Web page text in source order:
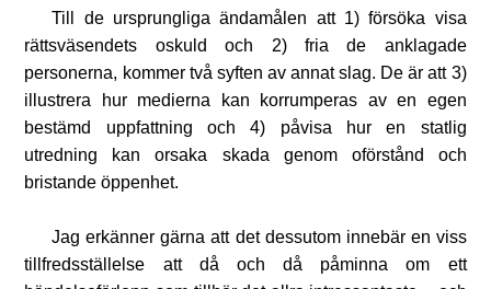
Till de ursprungliga ändamålen att 1) försöka visa
rättsväsendets oskuld och 2) fria de anklagade
personerna, kommer två syften av annat slag. De är att 3)
illustrera hur medierna kan korrumperas av en egen
bestämd uppfattning och 4) påvisa hur en statlig
utredning kan orsaka skada genom oförstånd och
bristande öppenhet.
Jag erkänner gärna att det dessutom innebär en viss
tillfredsställelse att då och då påminna om ett